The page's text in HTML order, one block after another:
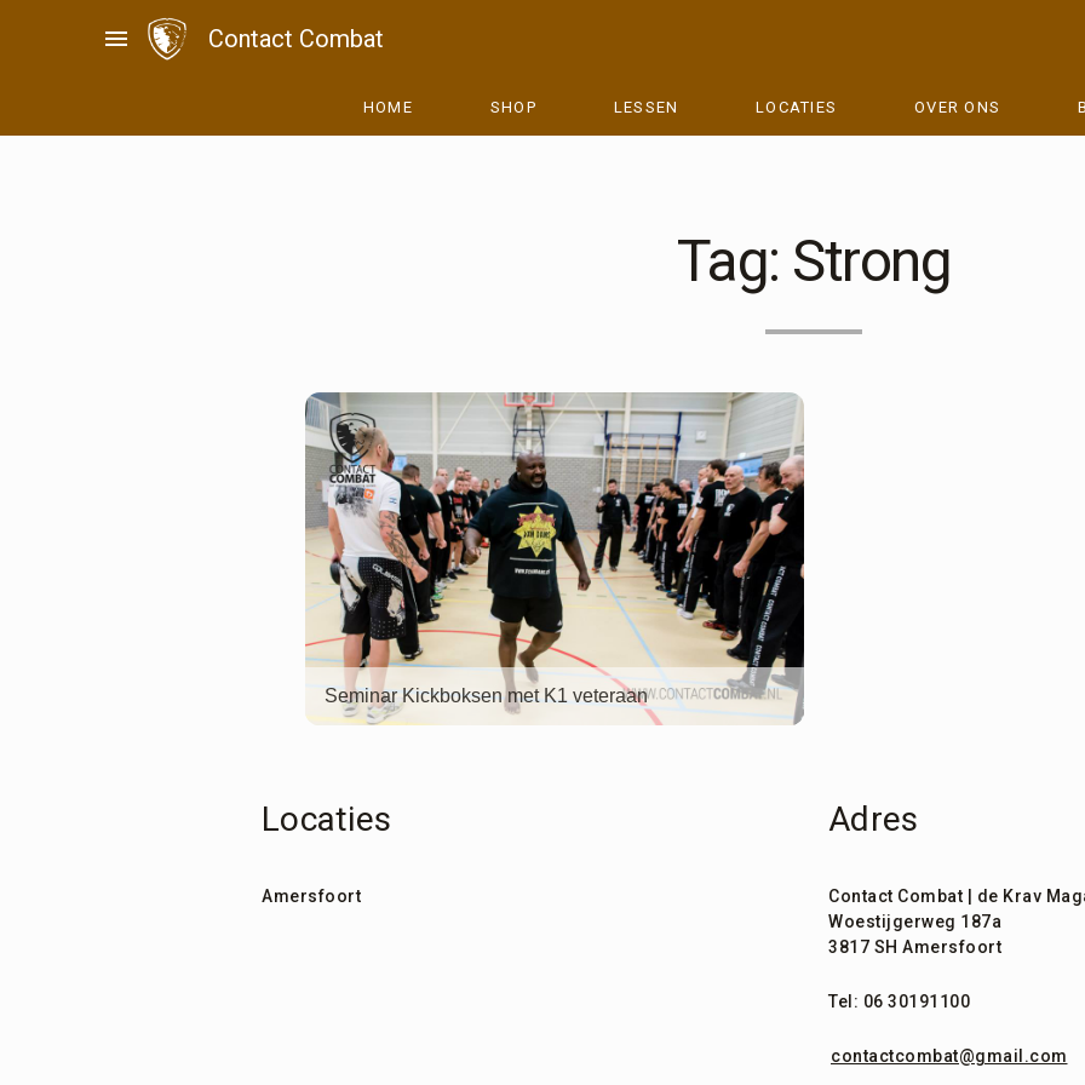
menu Contact Combat
HOME SHOP LESSEN LOCATIES OVER ONS
Tag: Strong
Seminar Kickboksen met K1 veteraan
Locaties
Amersfoort
Adres
Contact Combat | de Krav
Woestijgerweg 187a
3817 SH Amersfoort
Tel: 06 30191100
contactcombat@gmail.com